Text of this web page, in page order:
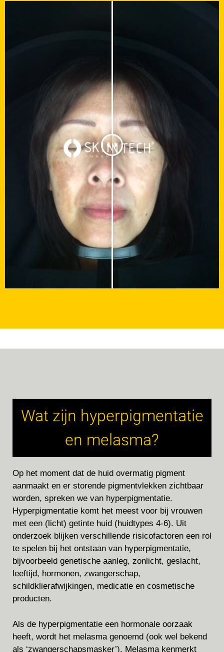
Wat zijn hyperpigmentatie
en melasma?
Op het moment dat de huid overmatig pigment
aanmaakt en er storende pigmentvlekken zichtbaar
worden, spreken we van hyperpigmentatie.
Hyperpigmentatie komt het meest voor bij vrouwen
met een (licht) getinte huid (huidtypes 4-6). Uit
onderzoek blijken verschillende risicofactoren een rol
te spelen bij het ontstaan van hyperpigmentatie,
bijvoorbeeld genetische aanleg, zonlicht, geslacht,
leeftijd, hormonen, zwangerschap,
schildklierafwijkingen, medicatie en cosmetische
producten.
Als de hyperpigmentatie een hormonale oorzaak
heeft, wordt het melasma genoemd (ook wel bekend
als ‘zwangerschapsmasker’). Melasma kenmerkt